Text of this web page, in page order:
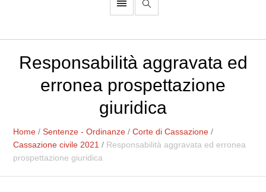
Responsabilità aggravata ed
erronea prospettazione
giuridica
Home /Sentenze - Ordinanze /Corte di Cassazione /
Cassazione civile 2021 / Responsabilità aggravata ed erronea
prospettazione giuridica